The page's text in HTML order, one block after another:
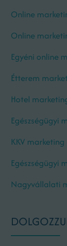
Online
Online
Egyéni online
Étterem
Hotel
Egészségügyi
KKV marketing
Egészségügyi
Nagyvállalati